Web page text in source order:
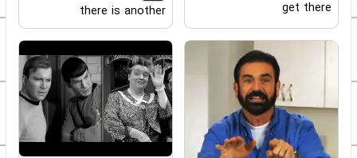
get there
there is another